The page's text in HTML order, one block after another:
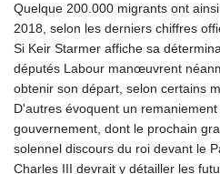
Quelque 200.000 migrants ont
2018, selon les derniers chiffres
Si Keir Starmer affiche sa
députés Labour manœuvrent
obtenir son départ, selon certains
D'autres évoquent un
gouvernement, dont le prochain
solennel discours du roi devant le
Charles III devrait y détailler les